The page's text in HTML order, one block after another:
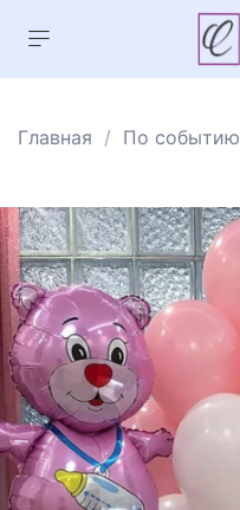
Главная По событию